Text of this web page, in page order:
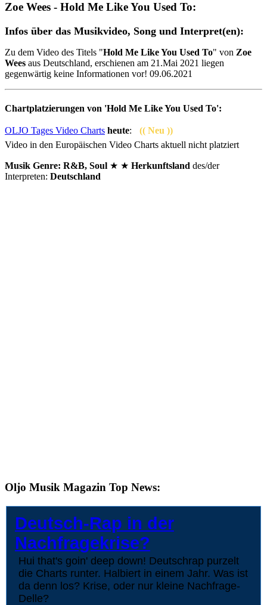
Zoe Wees - Hold Me Like You Used To:
Infos über das Musikvideo, Song und Interpret(en):
Zu dem Video des Titels "Hold Me Like You Used To" von Zoe
Wees aus Deutschland, erschienen am 21.Mai 2021 liegen
gegenwärtig keine Informationen vor! 09.06.2021
Chartplatzierungen von 'Hold Me Like You Used To':
OLJO Tages Video Charts heute:
(( Neu ))
Video in den Europäischen Video Charts aktuell nicht platziert
Musik Genre: R&B, Soul ★ ★ Herkunftsland des/der
Interpreten: Deutschland
Oljo Musik Magazin Top News:
Deutsch-Rap in der
Nachfragekrise?
Hui that's goin' deep down! Deutschrap purzelt
die Charts runter. Halbiert in einem Jahr. Was ist
da denn los? Krise, oder nur kleine Nachfrage-
Delle?